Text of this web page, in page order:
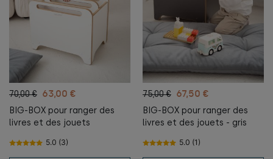
70,00 € 63,00 €
BIG-BOX pour ranger des
livres et des jouets
5.0 (3)
75,00 € 67,50 €
BIG-BOX pour ranger des
livres et des jouets - gris
5.0 (1)